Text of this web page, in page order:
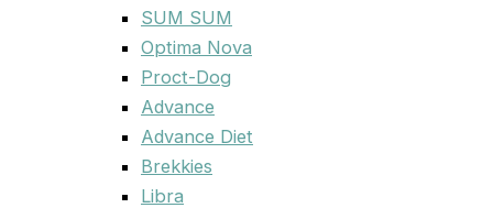
SUM SUM
Optima Nova
Proct-Dog
Advance
Advance Diet
Brekkies
Libra